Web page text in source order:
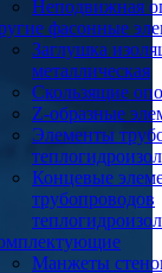
Неподвижная
фасонные
Заглушка
металлическая
Скользящие
Z-образные
Элементы
Концевые
трубопроводов
Манжеты